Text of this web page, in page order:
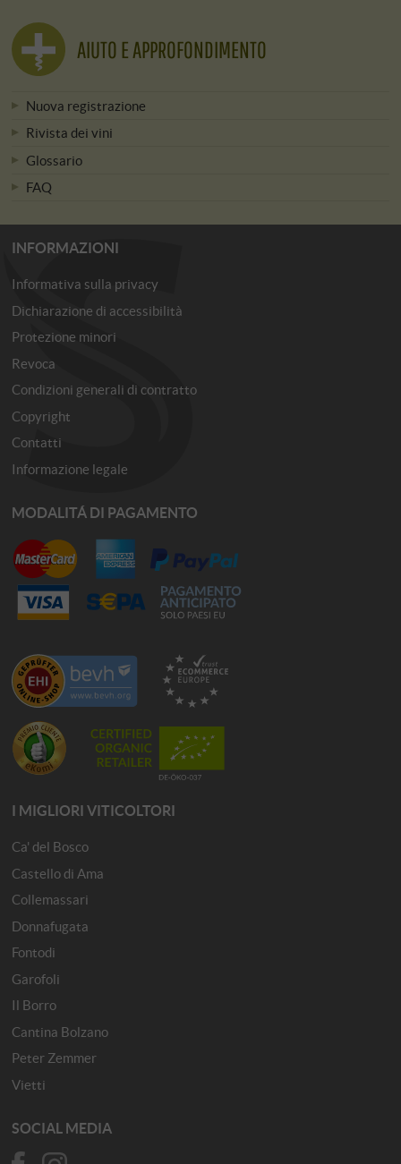
AIUTO E APPROFONDIMENTO
Nuova registrazione
Rivista dei vini
Glossario
FAQ
INFORMAZIONI
Informativa sulla privacy
Dichiarazione di accessibilità
Protezione minori
Revoca
Condizioni generali di contratto
Copyright
Contatti
Informazione legale
MODALITÁ DI PAGAMENTO
I MIGLIORI VITICOLTORI
Ca' del Bosco
Castello di Ama
Collemassari
Donnafugata
Fontodi
Garofoli
Il Borro
Cantina Bolzano
Peter Zemmer
Vietti
SOCIAL MEDIA